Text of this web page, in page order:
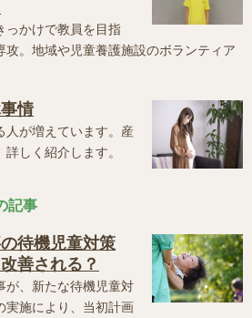
っかけで教員を目指
攻。地域や児童養護施設のボランティア
情
人が増えています。産
しく紹介します。
記事
待機児童対策
善される？
が、新たな待機児童対
実施により、当初計画